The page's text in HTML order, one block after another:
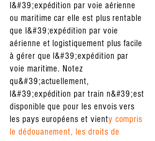
l&#39;expédition par voie aérienne
ou maritime car elle est plus rentable
que l&#39;expédition par voie
aérienne et logistiquement plus facile
à gérer que l&#39;expédition par
voie maritime. Notez
qu&#39;actuellement,
l&#39;expédition par train n&#39;est
disponible que pour les envois vers
les pays européens et vienty compris
le dédouanement, les droits de